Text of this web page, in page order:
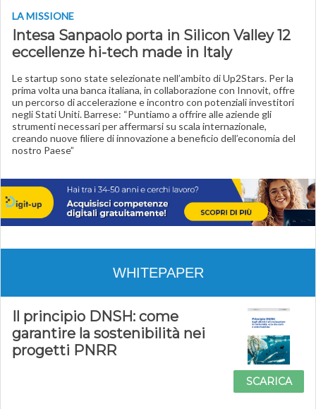
LA MISSIONE
Intesa Sanpaolo porta in Silicon Valley 12
eccellenze hi-tech made in Italy
Le startup sono state selezionate nell’ambito di Up2Stars. Per la
prima volta una banca italiana, in collaborazione con Innovit, offre
un percorso di accelerazione e incontro con potenziali investitori
negli Stati Uniti. Barrese: “Puntiamo a offrire alle aziende gli
strumenti necessari per affermarsi su scala internazionale,
creando nuove filiere di innovazione a beneficio dell’economia del
nostro Paese”
WHITEPAPER
Il principio DNSH: come
garantire la sostenibilità nei
progetti PNRR
SCARICA